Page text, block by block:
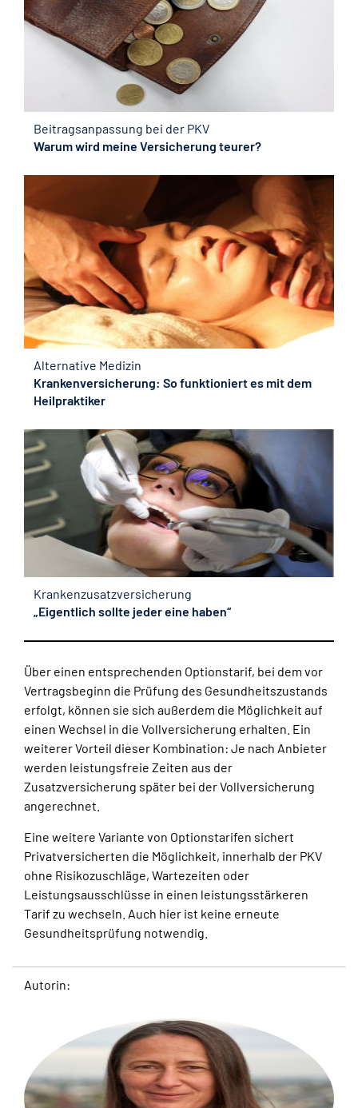
Beitragsanpassung bei der PKV
Warum wird meine Versicherung teurer?
Alternative Medizin
Krankenversicherung: So funktioniert es mit dem
Heilpraktiker
Krankenzusatzversicherung
„Eigentlich sollte jeder eine haben“
Über einen entsprechenden Optionstarif, bei dem vor
Vertragsbeginn die Prüfung des Gesundheitszustands
erfolgt, können sie sich außerdem die Möglichkeit auf
einen Wechsel in die Vollversicherung erhalten. Ein
weiterer Vorteil dieser Kombination: Je nach Anbieter
werden leistungsfreie Zeiten aus der
Zusatzversicherung später bei der Vollversicherung
angerechnet.
Eine weitere Variante von Optionstarifen sichert
Privatversicherten die Möglichkeit, innerhalb der PKV
ohne Risikozuschläge, Wartezeiten oder
Leistungsausschlüsse in einen leistungsstärkeren
Tarif zu wechseln. Auch hier ist keine erneute
Gesundheitsprüfung notwendig.
Autorin: